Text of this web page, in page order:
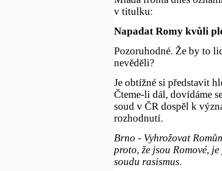
v titulku:
Napadat Romy kvůli
Pozoruhodné. Že by to
nevěděli?
Je obtížné si představit
Čteme-li dál, dovídáme
soud v ČR dospěl k
rozhodnutí.
Brno - Vyhrožovat
proto, že jsou Romové,
soudu rasismus.